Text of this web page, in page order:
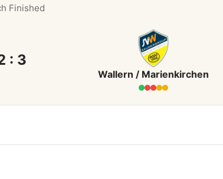
Finished
: 3
Wallern / Marienkirchen